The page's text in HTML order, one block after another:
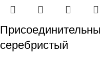
серебристый